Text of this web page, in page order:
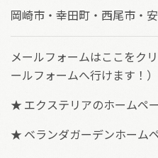
岡崎市・幸田町・西尾市・
メールフォームは ここをク
ールフォームへ行けます！）
★ エクステリアのホームペ
★ ベランダガーデンホーム